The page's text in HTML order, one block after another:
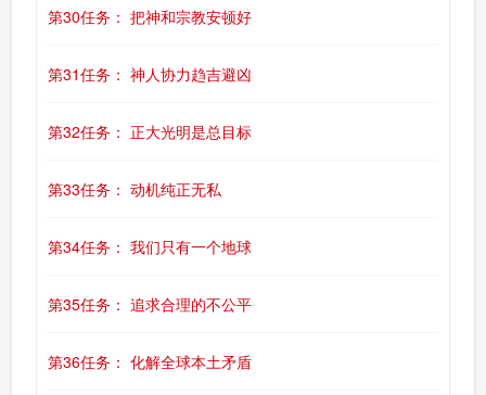
第30任务： 把神和宗教安顿好
第31任务： 神人协力趋吉避凶
第32任务： 正大光明是总目标
第33任务： 动机纯正无私
第34任务： 我们只有一个地球
第35任务： 追求合理的不公平
第36任务： 化解全球本土矛盾